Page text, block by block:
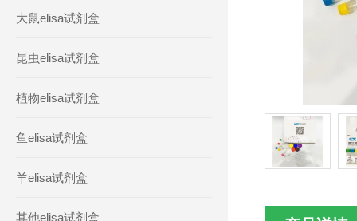
大鼠elisa试剂盒
昆虫elisa试剂盒
植物elisa试剂盒
鱼elisa试剂盒
羊elisa试剂盒
其他elisa试剂盒